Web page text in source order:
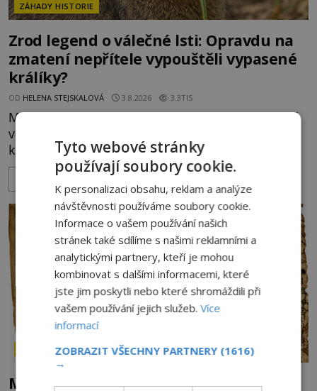
ZÁHADY HISTORIE
Zrod legend o válečné lsti: Opravdu na
zmatení nepřítele vypouštěli vypasené
králíky?
OD HELENA STEJSKALOVÁ 3.8.2026 3.3TIS
Město Langenau obléhá ve 14. století nepřátelské
vojsko, zásoby docházejí a obránci stojí na pokraji
kapitulace. Přesto nakonec zvítězí chytrost nad
hrubou silou. Podle staré německé legendy vypustí
obyvatelé za hradby dobře živeného králíka, aby
nepřítele přesvědčili, že uvnitř města je jídla stále
dost. Čas pracuje pro obléhatele. Ve městě ubývají
zásoby a každý den znamená další porci strádá
ZOBRAZIT VÍCE
ZÁHADY HISTORIE
Mapa Piriho Reise: Zakázané vědění
Tyto webové stránky
používají soubory cookie.
K personalizaci obsahu, reklam a analýze
návštěvnosti používáme soubory cookie.
Informace o vašem používání našich
stránek také sdílíme s našimi reklamními a
analytickými partnery, kteří je mohou
kombinovat s dalšími informacemi, které
jste jim poskytli nebo které shromáždili při
vašem používání jejich služeb.Více
informací
ZOBRAZIT VŠECHNY PARTNERY (1616)
→